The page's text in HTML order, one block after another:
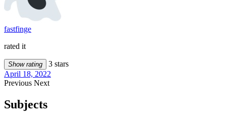
fastfinge
rated it
Show rating
3 stars
April 18, 2022
Previous Next
Subjects